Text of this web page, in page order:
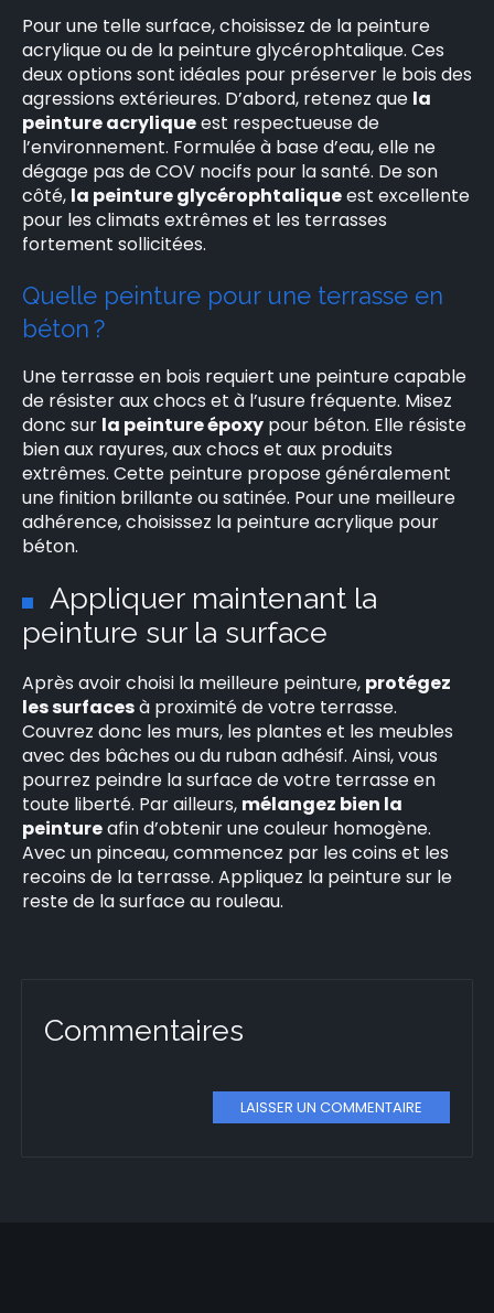
Pour une telle surface, choisissez de la peinture
acrylique ou de la peinture glycérophtalique. Ces
deux options sont idéales pour préserver le bois des
agressions extérieures. D’abord, retenez que la
peinture acryliqueest respectueuse de
l’environnement. Formulée à base d’eau, elle ne
dégage pas de COV nocifs pour la santé. De son
côté, la peinture glycérophtaliqueest excellente
pour les climats extrêmes et les terrasses
fortement sollicitées.
Quelle peinture pour une terrasse en
béton ?
Une terrasse en bois requiert une peinture capable
de résister aux chocs et à l’usure fréquente. Misez
donc sur la peinture époxy pour béton. Elle résiste
bien aux rayures, aux chocs et aux produits
extrêmes. Cette peinture propose généralement
une finition brillante ou satinée. Pour une meilleure
adhérence, choisissez la peinture acrylique pour
béton.
Appliquer maintenant la
peinture sur la surface
Après avoir choisi la meilleure peinture, protégez
les surfacesà proximité de votre terrasse.
Couvrez donc les murs, les plantes et les meubles
avec des bâches ou du ruban adhésif. Ainsi, vous
pourrez peindre la surface de votre terrasse en
toute liberté. Par ailleurs, mélangez bien la
peintureafin d’obtenir une couleur homogène.
Avec un pinceau, commencez par les coins et les
recoins de la terrasse. Appliquez la peinture sur le
reste de la surface au rouleau.
Commentaires
LAISSER UN COMMENTAIRE